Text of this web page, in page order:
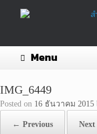
Menu
IMG_6449
Posted on 16 ธันวาคม 2015
← Previous